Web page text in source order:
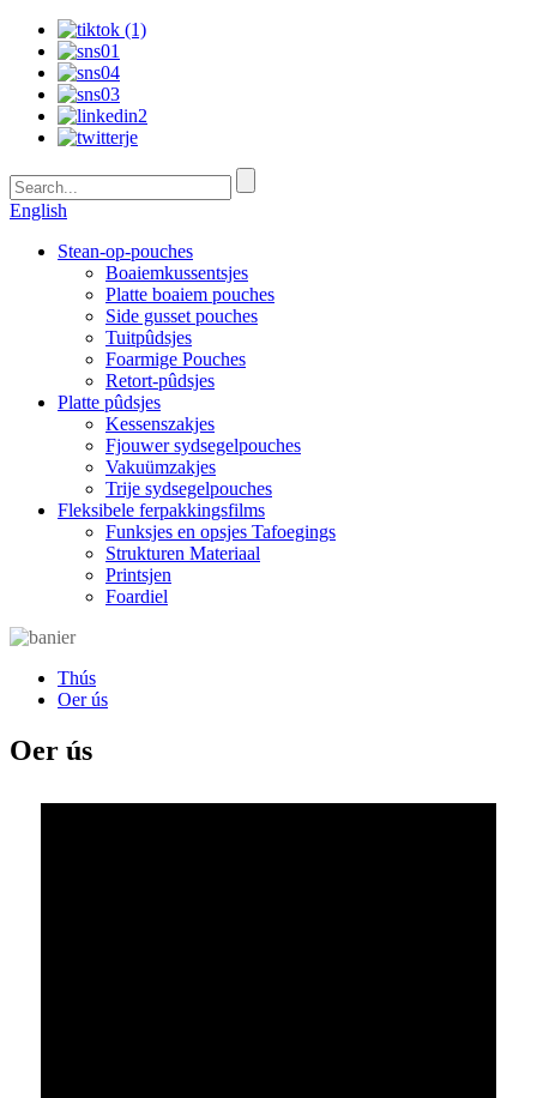
English
Stean-op-pouches
Boaiemkussentsjes
Platte boaiem pouches
Side gusset pouches
Tuitpûdsjes
Foarmige Pouches
Retort-pûdsjes
Platte pûdsjes
Kessenszakjes
Fjouwer sydsegelpouches
Vakuümzakjes
Trije sydsegelpouches
Fleksibele ferpakkingsfilms
Funksjes en opsjes Tafoegings
Strukturen Materiaal
Printsjen
Foardiel
Thús
Oer ús
Oer ús